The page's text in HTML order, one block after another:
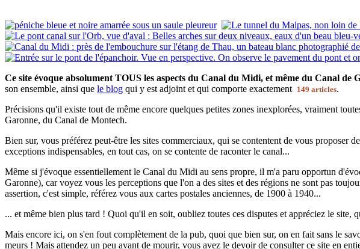
Ce site évoque absolument TOUS les aspects du Canal du Midi, et même du Canal de
son ensemble, ainsi que le blog qui y est adjoint et qui comporte exactement 149 articles.
Précisions qu'il existe tout de même encore quelques petites zones inexplorées, vraiment
Garonne, du Canal de Montech.
Bien sur, vous préférez peut-être les sites commerciaux, qui se contentent de vous
exceptions indispensables, en tout cas, on se contente de raconter le canal...
Même si j'évoque essentiellement le Canal du Midi au sens propre, il m'a paru opportun
Garonne), car voyez vous les perceptions que l'on a des sites et des régions ne sont pas
assertion, c'est simple, référez vous aux cartes postales anciennes, de 1900 à 1940...
... et même bien plus tard ! Quoi qu'il en soit, oubliez toutes ces disputes et appréciez le site,
Mais encore ici, on s'en fout complètement de la pub, quoi que bien sur, on en fait sans le
meurs ! Mais attendez un peu avant de mourir, vous avez le devoir de consulter ce site en